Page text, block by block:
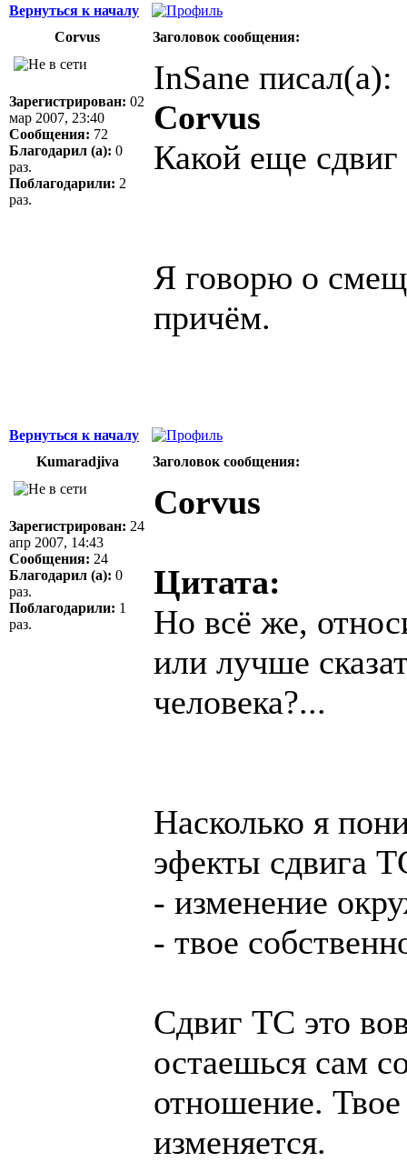
Вернуться к началу
Corvus
Заголовок сообщения:
Зарегистрирован: 02
мар 2007, 23:40
Сообщения: 72
Благодарил (а): 0
раз.
Поблагодарили: 2
раз.
InSane писал(а):
Corvus
Какой еще
Я говорю о
причём.
Вернуться к началу
Kumaradjiva
Заголовок сообщения:
Зарегистрирован: 24
апр 2007, 14:43
Сообщения: 24
Благодарил (а): 0
раз.
Поблагодарили: 1
раз.
Corvus
Цитата:
Но всё же,
или лучше
человека?...
Насколько я
эфекты сдвига
- изменение
- твое
Сдвиг ТС это
остаешься сам
отношение.
изменяется.